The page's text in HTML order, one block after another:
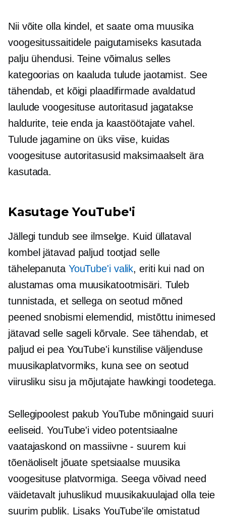
Nii võite olla kindel, et saate oma muusika
voogesitussaitidele paigutamiseks kasutada
palju ühendusi. Teine võimalus selles
kategoorias on kaaluda tulude jaotamist. See
tähendab, et kõigi plaadifirmade avaldatud
laulude voogesituse autoritasud jagatakse
haldurite, teie enda ja kaastöötajate vahel.
Tulude jagamine on üks viise, kuidas
voogesituse autoritasusid maksimaalselt ära
kasutada.
Kasutage YouTube'i
Jällegi tundub see ilmselge. Kuid üllataval
kombel jätavad paljud tootjad selle
tähelepanuta YouTube'i valik, eriti kui nad on
alustamas oma muusikatootmisäri. Tuleb
tunnistada, et sellega on seotud mõned
peened snobismi elemendid, mistõttu inimesed
jätavad selle sageli kõrvale. See tähendab, et
paljud ei pea YouTube'i kunstilise väljenduse
muusikaplatvormiks, kuna see on seotud
viirusliku sisu ja mõjutajate hawkingi toodetega.
Sellegipoolest pakub YouTube mõningaid suuri
eeliseid. YouTube'i video potentsiaalne
vaatajaskond on massiivne - suurem kui
tõenäoliselt jõuate spetsiaalse muusika
voogesituse platvormiga. Seega võivad need
väidetavalt juhuslikud muusikakuulajad olla teie
suurim publik. Lisaks YouTube'ile omistatud